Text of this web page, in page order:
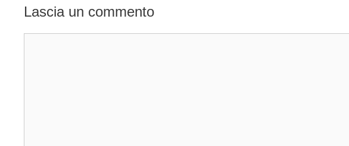
Lascia un commento